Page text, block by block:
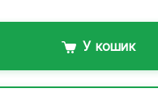
У кошик